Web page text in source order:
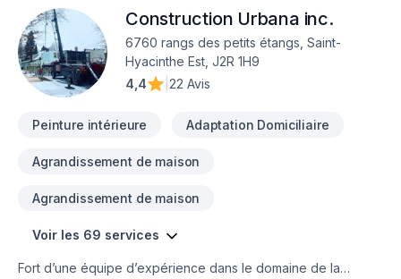
privilégions la transparence, l'écoute et l'efficacité pour bâtir
des relations de confiance avec nos clients. Transformons
ensemble vos idées en réalité. Contactez-nous dès
maintenant.
Construction Urbana inc.
6760 rangs des petits étangs, Saint-
Hyacinthe Est, J2R 1H9
4,4
22 Avis
Peinture intérieure Adaptation Domiciliaire
Agrandissement de maison
Agrandissement de maison
Voir les 69 services
Fort d’une équipe d’expérience dans le domaine de la